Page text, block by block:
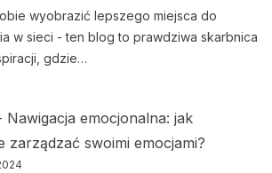
wyobrazić lepszego miejsca do
w sieci - ten blog to prawdziwa skarbnica
gdzie…
Nawigacja emocjonalna: jak
zarządzać swoimi emocjami?